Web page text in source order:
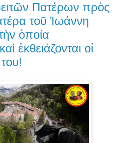
Πατέρων πρὸς
τοῦ Ἰωάννη
ὁποία
ἐκθειάζονται οἱ